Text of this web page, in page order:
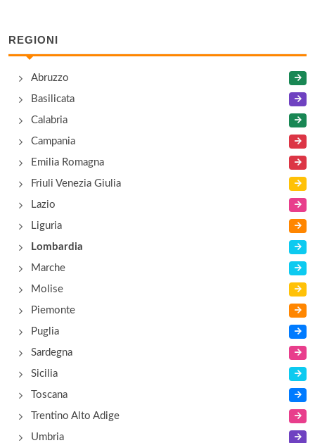
La Locanda di Botnaru Ludmila
viale Milano 127, Lodi
Laus
viale Europa 36, Lodi Vecchio
Lodi
REGIONI
Abruzzo
Basilicata
Calabria
Campania
Emilia Romagna
Friuli Venezia Giulia
Lazio
Liguria
Lombardia
Marche
Molise
Piemonte
Puglia
Sardegna
Sicilia
Toscana
Trentino Alto Adige
Umbria